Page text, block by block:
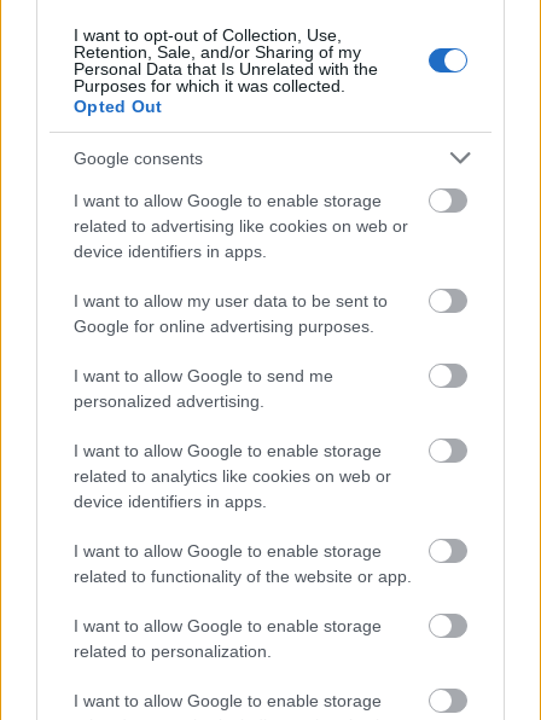
I want to opt-out of Collection, Use,
Retention, Sale, and/or Sharing of my
Personal Data that Is Unrelated with the
Purposes for which it was collected.
Opted Out
Google consents
I want to allow Google to enable storage
related to advertising like cookies on web or
device identifiers in apps.
I want to allow my user data to be sent to
Google for online advertising purposes.
I want to allow Google to send me
personalized advertising.
I want to allow Google to enable storage
related to analytics like cookies on web or
device identifiers in apps.
I want to allow Google to enable storage
related to functionality of the website or app.
I want to allow Google to enable storage
related to personalization.
I want to allow Google to enable storage
Képző
AZ EMBERSÉG ÜNNEPE
EGY VÁLOGATOTT TÁRSASÁGRA”
A bejegyzés trackback címe:
Kommentek: